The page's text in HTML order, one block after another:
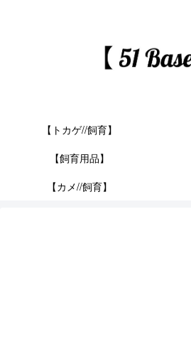
【トカゲ//飼育】
【飼育用品】
【カメ//飼育】